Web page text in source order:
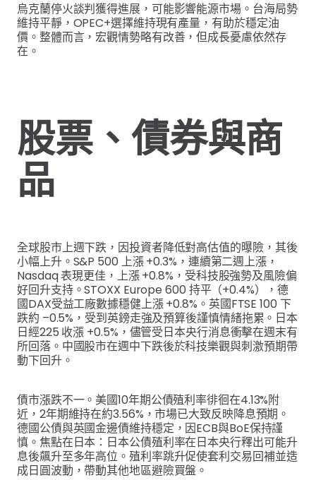
烏克蘭停火談判獲得進展，可能影響能源市場。台海局勢
維持平靜，OPEC+選擇維持現有產量，有助於穩定油
價。整體而言，宏觀情勢略有改善，但成長憂慮依然存
在。
股票、債券與商
品
全球股市上週下跌，因投資者降低對高估值的曝險，其後
小幅上升。S&P 500 上漲 +0.3%，連續第二週上漲，
Nasdaq 表現更佳，上漲 +0.8%，受科技股強勢及風險偏
好回升支持。STOXX Europe 600 持平（+0.4%），德
國DAX受益工廠數據穩健上漲 +0.8%。英國FTSE 100 下
跌約 –0.5%，受到英鎊走強及預算後謹慎情緒拖累。日本
日經225 收漲 +0.5%，儘管受日本央行消息衝擊在週末有
所回落。中國股市在週中下跌後於科技樂觀與刺激預期帶
動下回升。
債市漲跌不一。美國10年期公債殖利率徘徊在4.13%附
近，2年期維持在約3.56%，市場已大致反映降息預期。
德國公債與英國金邊債維持穩定，因ECB與BoE保持謹
慎。焦點在日本：日本公債殖利率在日本央行釋出可能升
息後飆升至多年高位。殖利率跳升促使套利交易回補並造
成日圓波動，帶動其他地區避險買盤。